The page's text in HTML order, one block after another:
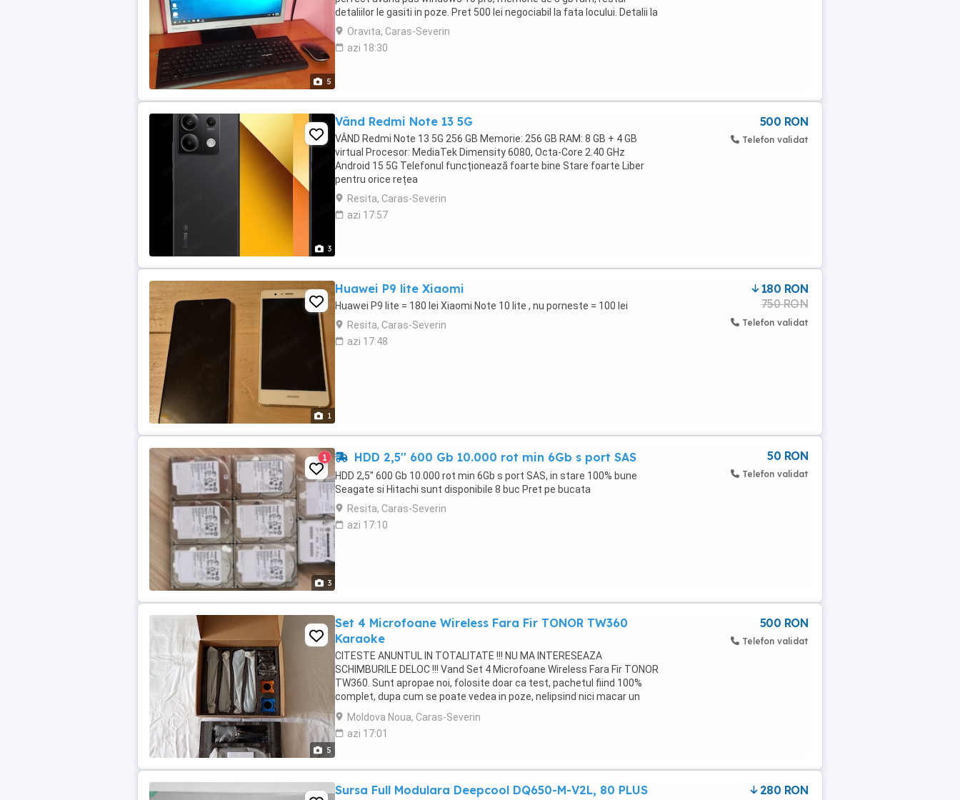
5
detaliilor le gasiti in poze. Pret 500 lei negociabil la fata locului. Detalii la
Oravita, Caras-Severin
azi 18:30
3
Vând Redmi Note 13 5G
VÂND Redmi Note 13 5G 256 GB Memorie: 256 GB RAM: 8 GB + 4 GB
virtual Procesor: MediaTek Dimensity 6080, Octa-Core 2.40 GHz
Android 15 5G Telefonul funcționează foarte bine Stare foarte Liber
pentru orice rețea
Resita, Caras-Severin
azi 17:57
500 RON
Telefon validat
1
Huawei P9 lite Xiaomi
Huawei P9 lite = 180 lei Xiaomi Note 10 lite , nu porneste = 100 lei
Resita, Caras-Severin
azi 17:48
180 RON
750 RON
Telefon validat
3
1 HDD 2,5'' 600 Gb 10.000 rot min 6Gb s port SAS
HDD 2,5'' 600 Gb 10.000 rot min 6Gb s port SAS, in stare 100% bune
Seagate si Hitachi sunt disponibile 8 buc Pret pe bucata
Resita, Caras-Severin
azi 17:10
50 RON
Telefon validat
5
Set 4 Microfoane Wireless Fara Fir TONOR TW360
Karaoke
CITESTE ANUNTUL IN TOTALITATE !!! NU MA INTERESEAZA
SCHIMBURILE DELOC !!! Vand Set 4 Microfoane Wireless Fara Fir TONOR
TW360. Sunt apropae noi, folosite doar ca test, pachetul fiind 100%
complet, dupa cum se poate vedea in poze, nelipsind nici macar un
accesoriu, acestea fiind: incarcatorul original, ...
Moldova Noua, Caras-Severin
azi 17:01
500 RON
Telefon validat
Sursa Full Modulara Deepcool DQ650-M-V2L, 80 PLUS
280 RON